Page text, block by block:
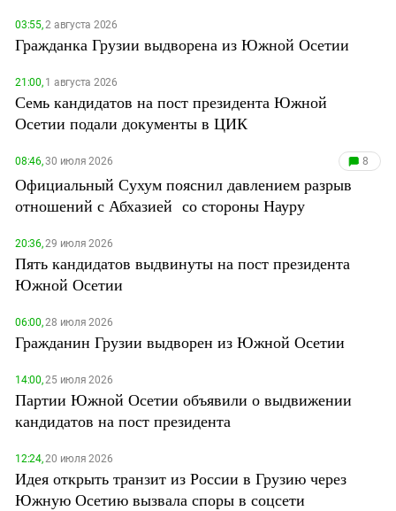
Ингушетия
Карачаево-Черкесия
Нагорный Карабах
Российская Федерация
Северная Осетия - Алания
СКФО
Ставропольский край
Чечня
Южный Кавказ
ЮФО
03:55,2 августа 2026
Гражданка Грузии выдворена из Южной Осетии
21:00,1 августа 2026
Семь кандидатов на пост президента Южной
Осетии подали документы в ЦИК
08:46,30 июля 2026 8
Официальный Сухум пояснил давлением разрыв
отношений с Абхазией со стороны Науру
20:36,29 июля 2026
Пять кандидатов выдвинуты на пост президента
Южной Осетии
06:00,28 июля 2026
Гражданин Грузии выдворен из Южной Осетии
14:00,25 июля 2026
Партии Южной Осетии объявили о выдвижении
кандидатов на пост президента
12:24,20 июля 2026
Идея открыть транзит из России в Грузию через
Южную Осетию вызвала споры в соцсети